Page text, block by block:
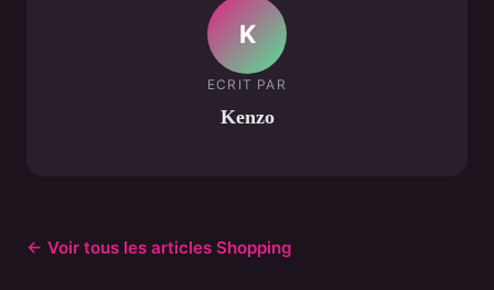
K
ECRIT PAR
Kenzo
← Voir tous les articles Shopping